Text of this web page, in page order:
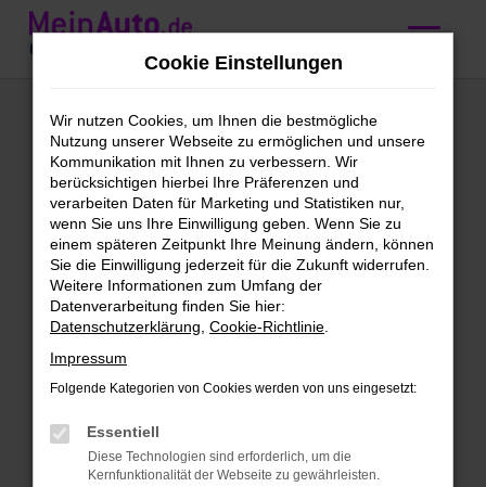
Zum
Hauptinhalt
VW
Gebrauchtwagen
kaufen mit
Lieferservice nach
Nürnberg
für Nürnberg
VW Gebrauchtwagen sind unser täglich
Brot. Wir bieten dir eine enorme
Bandbreite an Fahrzeugen und lassen
Cookie Einstellungen
Wir nutzen Cookies, um Ihnen die bestmögliche
Nutzung unserer Webseite zu ermöglichen und unsere
Kommunikation mit Ihnen zu verbessern. Wir
berücksichtigen hierbei Ihre Präferenzen und
verarbeiten Daten für Marketing und Statistiken nur,
wenn Sie uns Ihre Einwilligung geben. Wenn Sie zu
einem späteren Zeitpunkt Ihre Meinung ändern, können
Sie die Einwilligung jederzeit für die Zukunft widerrufen.
Weitere Informationen zum Umfang der
Datenverarbeitung finden Sie hier:
Datenschutzerklärung Cookie-Richtlinie
Impressum
Folgende Kategorien von Cookies werden von uns eingesetzt:
Essentiell
Diese Technologien sind erforderlich, um die
Kernfunktionalität der Webseite zu gewährleisten.